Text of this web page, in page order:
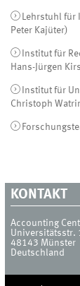
Lehrstuhl für
Peter Kajüter)
Institut für
Hans-Jürgen
Institut für
Christoph
KONTAKT
Accounting
Universitätsstr.
48143 Münster
Deutschland